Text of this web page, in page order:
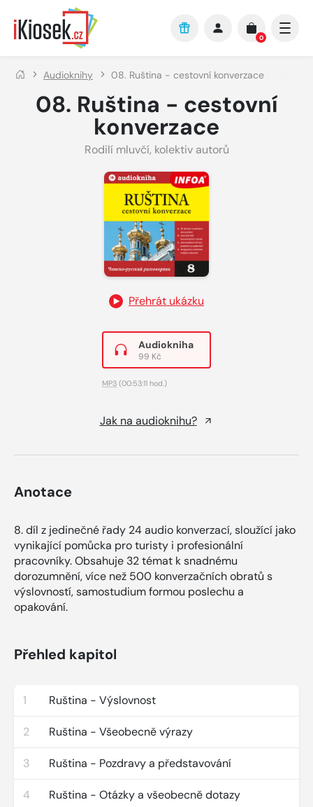
Přejít na hlavní obsah
0
Audioknihy 08. Ruština - cestovní konverzace
08. Ruština - cestovní
konverzace
Rodilí mluvčí, kolektiv autorů
Přehrát ukázku
Audiokniha
99 Kč
MP3 (00:53:11 hod.)
Jak na audioknihu?
Anotace
8. díl z jedinečné řady 24 audio konverzací, sloužící jako
vynikající pomůcka pro turisty i profesionální
pracovníky. Obsahuje 32 témat k snadnému
dorozumnění, více než 500 konverzačních obratů s
výslovností, samostudium formou poslechu a
opakování.
Přehled kapitol
1 Ruština - Výslovnost
2 Ruština - Všeobecně výrazy
3 Ruština - Pozdravy a představování
4 Ruština - Otázky a všeobecně dotazy